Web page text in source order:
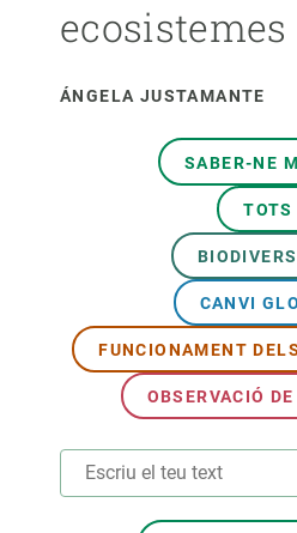
ecosistemes
ÁNGELA JUSTAMANTE
SABER-NE
TOTS
CANVI
FUNCIONAMENT
OBSERVACIÓ